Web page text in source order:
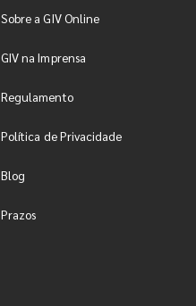
Sobre a GIV Online
GIV na Imprensa
Regulamento
Política de Privacidade
Blog
Prazos